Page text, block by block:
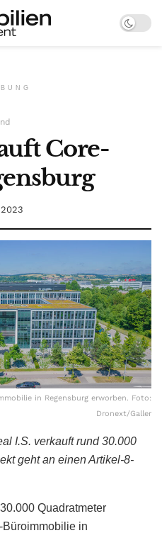
Core-
in Regensburg erworben. Foto:
Dronext/Galler
I.S. verkauft rund 30.000
geht an einen Artikel-8-
Quadratmeter
Büroimmobilie in